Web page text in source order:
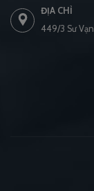
ĐỊA CHỈ
449/3 Sư